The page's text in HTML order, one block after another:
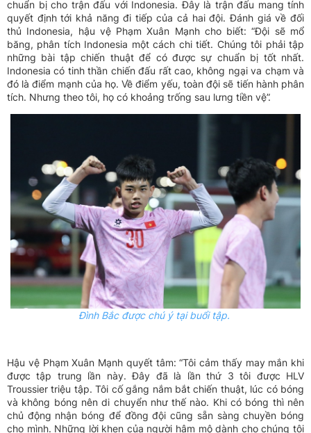
chuẩn bị cho trận đấu với Indonesia. Đây là trận đấu mang tính
quyết định tới khả năng đi tiếp của cả hai đội. Đánh giá về đối
thủ Indonesia, hậu vệ Phạm Xuân Mạnh cho biết: “Đội sẽ mổ
băng, phân tích Indonesia một cách chi tiết. Chúng tôi phải tập
những bài tập chiến thuật để có được sự chuẩn bị tốt nhất.
Indonesia có tinh thần chiến đấu rất cao, không ngại va chạm và
đó là điểm mạnh của họ. Về điểm yếu, toàn đội sẽ tiến hành phân
tích. Nhưng theo tôi, họ có khoảng trống sau lưng tiền vệ”.
Đình Bắc được chú ý tại buổi tập.
Hậu vệ Phạm Xuân Mạnh quyết tâm: “Tôi cảm thấy may mắn khi
được tập trung lần này. Đây đã là lần thứ 3 tôi được HLV
Troussier triệu tập. Tôi cố gắng nắm bắt chiến thuật, lúc có bóng
và không bóng nên di chuyển như thế nào. Khi có bóng thì nên
chủ động nhận bóng để đồng đội cũng sẵn sàng chuyền bóng
cho mình. Những lời khen của người hâm mộ dành cho chúng tôi